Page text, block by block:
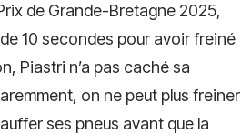
de Grande-Bretagne 2025,
10 secondes pour avoir freiné
Piastri n’a pas caché sa
on ne peut plus freiner
ses pneus avant que la